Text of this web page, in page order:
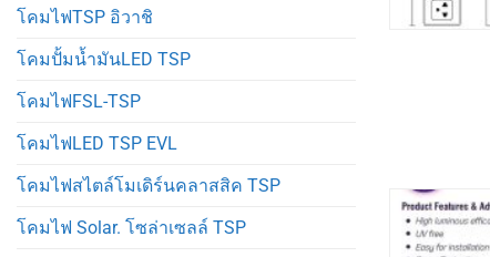
โคมไฟTSP อิวาชิ
โคมปั้มน้ำมันLED TSP
โคมไฟFSL-TSP
โคมไฟLED TSP EVL
โคมไฟสไตล์โมเดิร์นคลาสสิค TSP
โคมไฟ Solar. โซล่าเซลล์ TSP